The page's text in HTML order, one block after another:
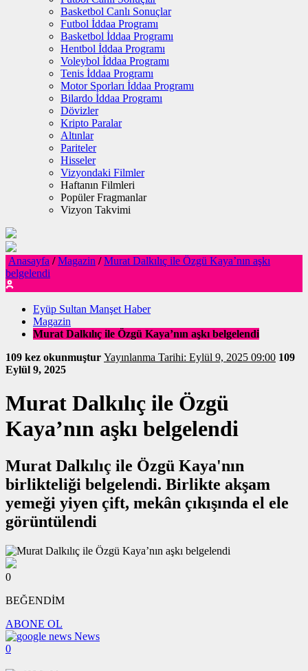
Basketbol Canlı Sonuçlar
Futbol İddaa Programı
Basketbol İddaa Programı
Hentbol İddaa Programı
Voleybol İddaa Programı
Tenis İddaa Programı
Motor Sporları İddaa Programı
Bilardo İddaa Programı
Dövizler
Kripto Paralar
Altınlar
Pariteler
Hisseler
Vizyondaki Filmler
Haftanın Filmleri
Popüler Fragmanlar
Vizyon Takvimi
Anasayfa / Magazin / Murat Dalkılıç ile Özgü Kaya’nın aşkı
belgelendi
Eyüp Sultan Manşet Haber
Magazin
Murat Dalkılıç ile Özgü Kaya’nın aşkı belgelendi
109 kez okunmuştur
Yayınlanma Tarihi: Eylül 9, 2025 09:00 109
Eylül 9, 2025
Murat Dalkılıç ile Özgü
Kaya’nın aşkı belgelendi
Murat Dalkılıç ile Özgü Kaya'nın
birlikteliği belgelendi. Birlikte akşam
yemeği yiyen çift, mekân çıkışında el ele
görüntülendi
0
BEĞENDİM
ABONE OL
News
0